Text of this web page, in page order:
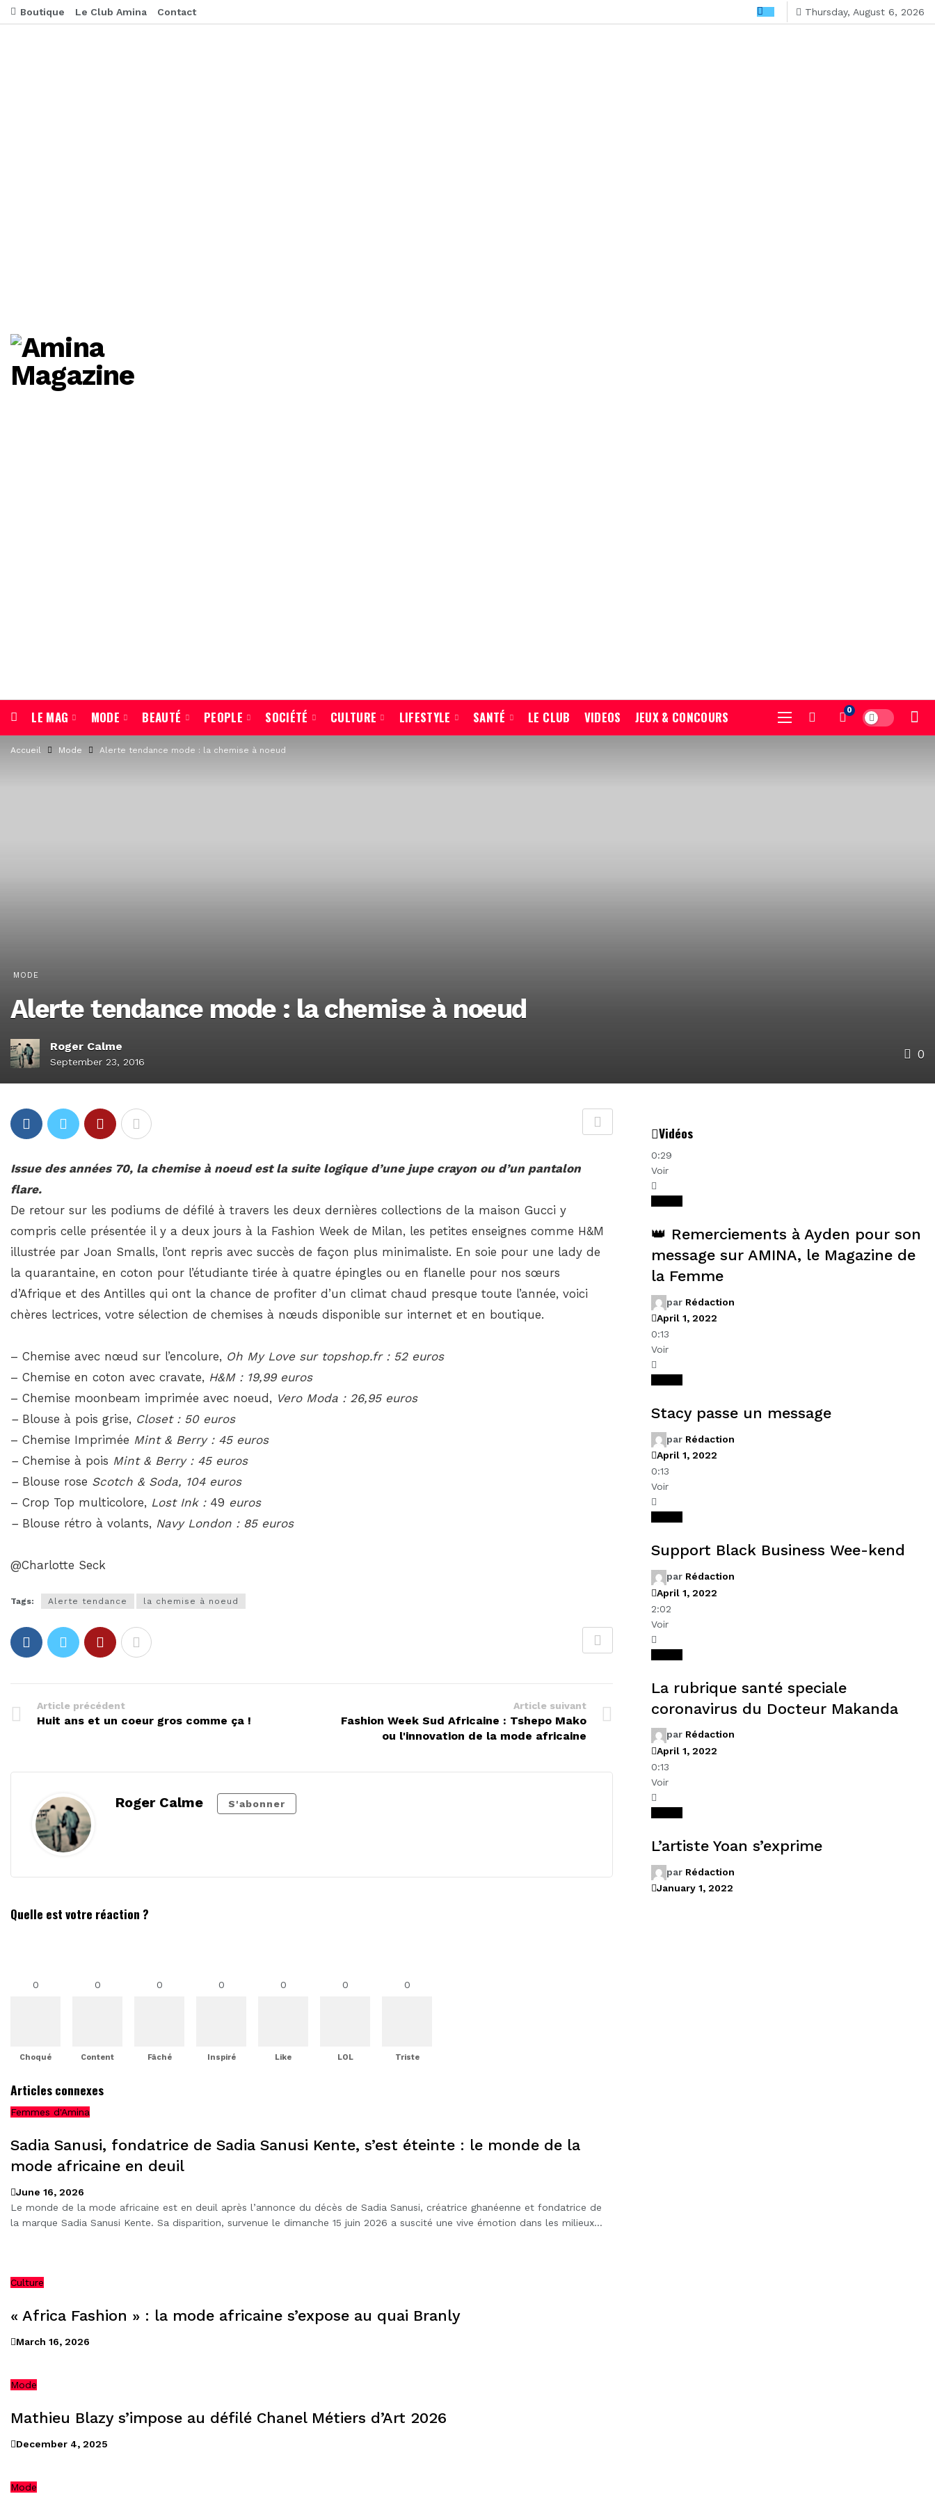
Boutique Le Club Amina Contact Thursday, August 6, 2026
LE MAG MODE BEAUTÉ PEOPLE SOCIÉTÉ CULTURE LIFESTYLE SANTÉ LE CLUB VIDEOS JEUX & CONCOURS 0
Accueil Mode Alerte tendance mode : la chemise à noeud
MODE
Alerte tendance mode : la chemise à noeud
Roger Calme
September 23, 2016
0
Issue des années 70, la chemise à noeud est la suite logique d’une jupe crayon ou d’un pantalon
flare.
De retour sur les podiums de défilé à travers les deux dernières collections de la maison Gucci y
compris celle présentée il y a deux jours à la Fashion Week de Milan, les petites enseignes comme H&M
illustrée par Joan Smalls, l’ont repris avec succès de façon plus minimaliste. En soie pour une lady de
la quarantaine, en coton pour l’étudiante tirée à quatre épingles ou en flanelle pour nos sœurs
d’Afrique et des Antilles qui ont la chance de profiter d’un climat chaud presque toute l’année, voici
chères lectrices, votre sélection de chemises à nœuds disponible sur internet et en boutique.
– Chemise avec nœud sur l’encolure, Oh My Love sur topshop.fr : 52 euros
– Chemise en coton avec cravate, H&M : 19,99 euros
– Chemise moonbeam imprimée avec noeud, Vero Moda : 26,95 euros
– Blouse à pois grise, Closet : 50 euros
– Chemise Imprimée Mint & Berry : 45 euros
– Chemise à pois Mint & Berry : 45 euros
– Blouse rose Scotch & Soda, 104 euros
– Crop Top multicolore, Lost Ink :49 euros
– Blouse rétro à volants, Navy London : 85 euros
@Charlotte Seck
Tags: Alerte tendance la chemise à noeud
Article précédent
Huit ans et un coeur gros comme ça !
Article suivant
Fashion Week Sud Africaine : Tshepo Mako
ou l'innovation de la mode africaine
Roger Calme S'abonner
Quelle est votre réaction ?
0
Choqué
0
Content
0
Fâché
0
Inspiré
0
Like
0
LOL
0
Triste
Articles connexes
Femmes d'Amina
Sadia Sanusi, fondatrice de Sadia Sanusi Kente, s’est éteinte : le monde de la
mode africaine en deuil
June 16, 2026
Le monde de la mode africaine est en deuil après l’annonce du décès de Sadia Sanusi, créatrice ghanéenne et fondatrice de
la marque Sadia Sanusi Kente. Sa disparition, survenue le dimanche 15 juin 2026 a suscité une vive émotion dans les milieux…
Culture
« Africa Fashion » : la mode africaine s’expose au quai Branly
March 16, 2026
Mode
Mathieu Blazy s’impose au défilé Chanel Métiers d’Art 2026
December 4, 2025
Mode
Vidéos
0:29
Voir
👑 Remerciements à Ayden pour son
message sur AMINA, le Magazine de
la Femme
par Rédaction
April 1, 2022
0:13
Voir
Stacy passe un message
par Rédaction
April 1, 2022
0:13
Voir
Support Black Business Wee-kend
par Rédaction
April 1, 2022
2:02
Voir
La rubrique santé speciale
coronavirus du Docteur Makanda
par Rédaction
April 1, 2022
0:13
Voir
L’artiste Yoan s’exprime
par Rédaction
January 1, 2022